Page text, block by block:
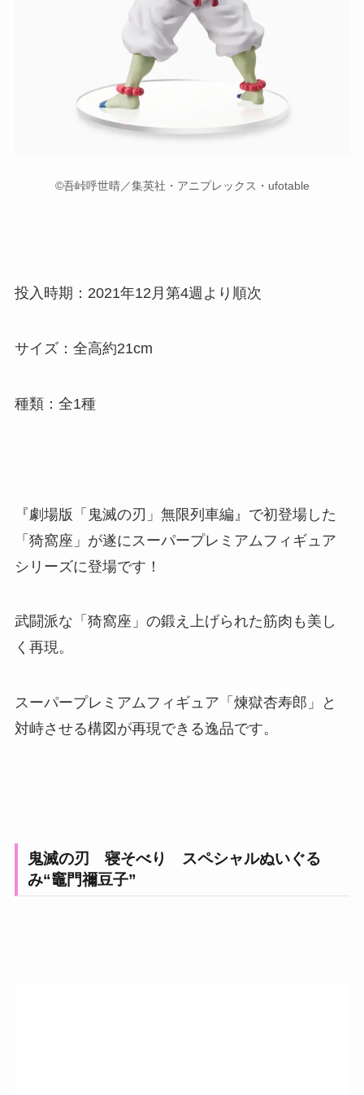
©吾峠呼世晴／集英社・アニプレックス・ufotable
投入時期：2021年12月第4週より順次
サイズ：全高約21cm
種類：全1種
『劇場版「鬼滅の刃」無限列車編』で初登場した
「猗窩座」が遂にスーパープレミアムフィギュア
シリーズに登場です！
武闘派な「猗窩座」の鍛え上げられた筋肉も美し
く再現。
スーパープレミアムフィギュア「煉󠄁獄杏寿郎」と
対峙させる構図が再現できる逸品です。
鬼滅の刃 寝そべり スペシャルぬいぐる
み“竈門禰󠄀豆子”